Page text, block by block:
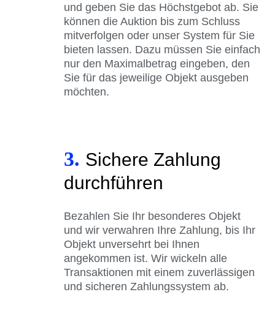
und geben Sie das Höchstgebot ab. Sie
können die Auktion bis zum Schluss
mitverfolgen oder unser System für Sie
bieten lassen. Dazu müssen Sie einfach
nur den Maximalbetrag eingeben, den
Sie für das jeweilige Objekt ausgeben
möchten.
3. Sichere Zahlung
durchführen
Bezahlen Sie Ihr besonderes Objekt
und wir verwahren Ihre Zahlung, bis Ihr
Objekt unversehrt bei Ihnen
angekommen ist. Wir wickeln alle
Transaktionen mit einem zuverlässigen
und sicheren Zahlungssystem ab.